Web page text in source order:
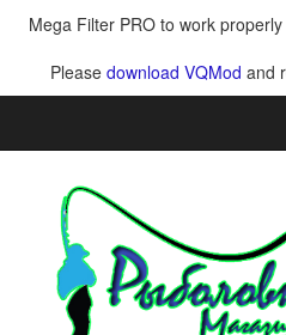
Mega Filter PRO to work
Please download VQMod and